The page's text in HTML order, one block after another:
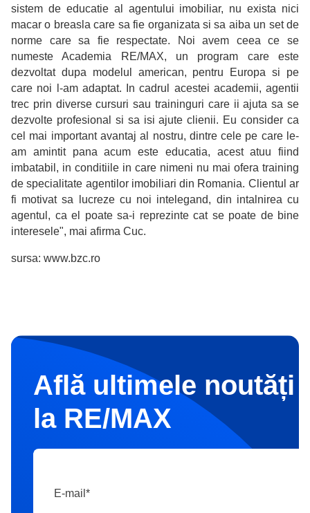
sistem de educatie al agentului imobiliar, nu exista nici
macar o breasla care sa fie organizata si sa aiba un set de
norme care sa fie respectate. Noi avem ceea ce se
numeste Academia RE/MAX, un program care este
dezvoltat dupa modelul american, pentru Europa si pe
care noi l-am adaptat. In cadrul acestei academii, agentii
trec prin diverse cursuri sau traininguri care ii ajuta sa se
dezvolte profesional si sa isi ajute clienii. Eu consider ca
cel mai important avantaj al nostru, dintre cele pe care le-
am amintit pana acum este educatia, acest atuu fiind
imbatabil, in conditiile in care nimeni nu mai ofera training
de specialitate agentilor imobiliari din Romania. Clientul ar
fi motivat sa lucreze cu noi intelegand, din intalnirea cu
agentul, ca el poate sa-i reprezinte cat se poate de bine
interesele", mai afirma Cuc.
sursa: www.bzc.ro
Află ultimele noutăți
la RE/MAX
E-mail *